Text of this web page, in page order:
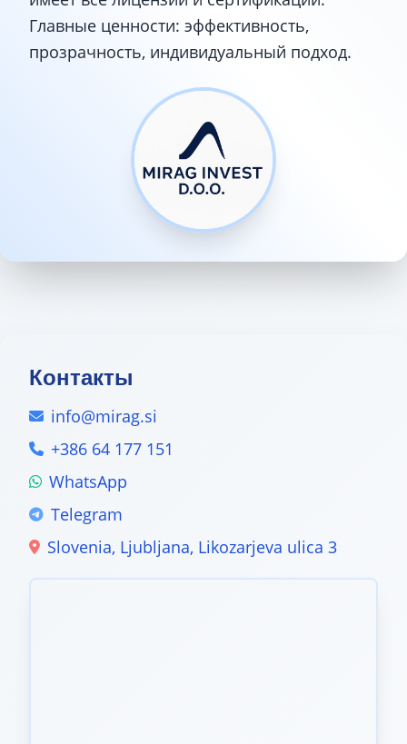
Главные ценности: эффективность,
прозрачность, индивидуальный подход.
Контакты
info@mirag.si
+386 64 177 151
WhatsApp
Telegram
Slovenia, Ljubljana, Likozarjeva ulica 3